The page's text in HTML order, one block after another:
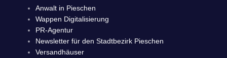
Anwalt in Pieschen
Wappen Digitalisierung
PR-Agentur
Newsletter für den Stadtbezirk Pieschen
Versandhäuser